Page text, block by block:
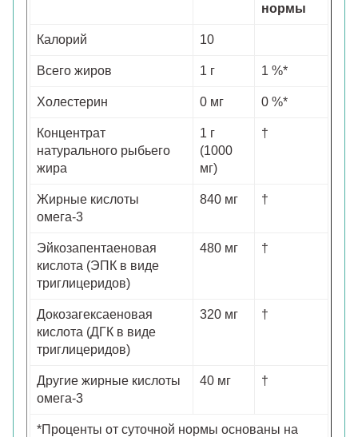
нормы
Калорий 10
Всего жиров 1 г 1 %*
Холестерин 0 мг 0 %*
Концентрат
натурального рыбьего
жира
1 г
(1000
мг)
†
Жирные кислоты
омега-3
840 мг †
Эйкозапентаеновая
кислота (ЭПК в виде
триглицеридов)
480 мг †
Докозагексаеновая
кислота (ДГК в виде
триглицеридов)
320 мг †
Другие жирные кислоты
омега-3
40 мг †
*Проценты от суточной нормы основаны на